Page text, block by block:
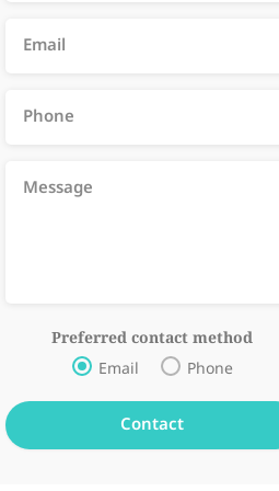
Preferred contact method
Email Phone